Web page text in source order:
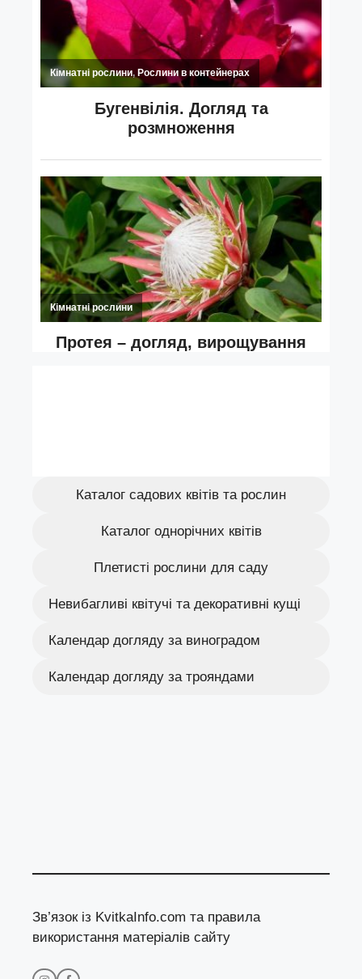
Каталог садових квітів та рослин
Каталог однорічних квітів
Плетисті рослини для саду
Невибагливі квітучі та декоративні кущі
Календар догляду за виноградом
Календар догляду за трояндами
Зв’язок із KvitkaInfo.com та правила
використання матеріалів сайту